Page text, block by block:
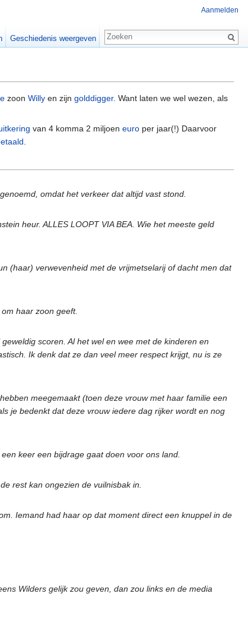
zoon Willy en zijn golddigger. Want laten we wel wezen, als
van 4 komma 2 miljoen euro per jaar(!) Daarvoor
.
omdat het verkeer dat altijd vast stond.
heur. ALLES LOOPT VIA BEA. Wie het meeste geld
(haar) verwevenheid met de vrijmetselarij of dacht men dat
haar zoon geeft.
scoren. Al het wel en wee met de kinderen en
Ik denk dat ze dan veel meer respect krijgt, nu is ze
meegemaakt (toen deze vrouw met haar familie een
je bedenkt dat deze vrouw iedere dag rijker wordt en nog
keer een bijdrage gaat doen voor ons land.
rest kan ongezien de vuilnisbak in.
Iemand had haar op dat moment direct een knuppel in de
Wilders gelijk zou geven, dan zou links en de media
Aanmelden
Geschiedenis weergeven